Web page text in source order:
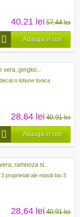
40,21 lei 57,44 lei
Adauga in cos
vera, gingko...
o lotiune tonica
28,64 lei 40,91 lei
Adauga in cos
ramnoza si...
proprietati ale mastii bio 3
28,64 lei 40,91 lei